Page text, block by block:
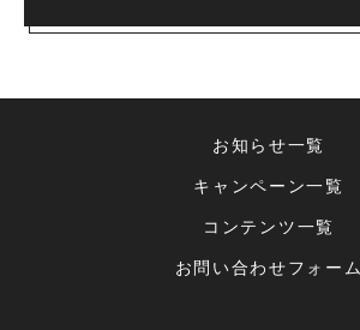
お知らせ一覧
キャンペーン一覧
コンテンツ一覧
お問い合わせフォーム